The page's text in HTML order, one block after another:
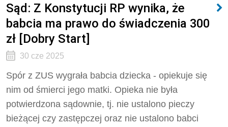
Sąd: Z Konstytucji RP wynika, że
babcia ma prawo do świadczenia 300
zł [Dobry Start]
30 cze 2025
Spór z ZUS wygrała babcia dziecka - opiekuje się
nim od śmierci jego matki. Opieka nie była
potwierdzona sądownie, tj. nie ustalono pieczy
bieżącej czy zastępczej oraz nie ustalono babci